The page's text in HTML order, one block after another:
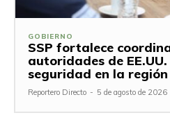
GOBIERNO
SSP fortalece
autoridades de
seguridad en la
Reportero Directo - 5 de agosto de 2026